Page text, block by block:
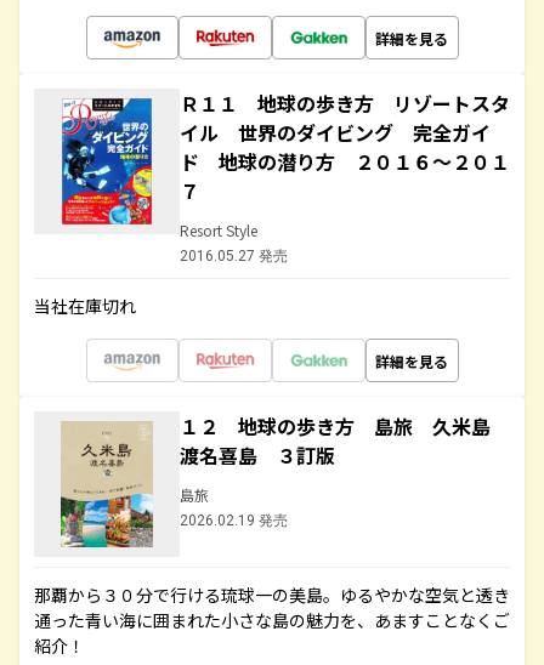
詳細を見る
Ｒ１１ 地球の歩き方 リゾートスタ
イル 世界のダイビング 完全ガイ
ド 地球の潜り方 ２０１６～２０１
７
Resort Style
2016.05.27 発売
当社在庫切れ
詳細を見る
１２ 地球の歩き方 島旅 久米島
渡名喜島 ３訂版
島旅
2026.02.19 発売
那覇から３０分で行ける琉球一の美島。ゆるやかな空気と透き
通った青い海に囲まれた小さな島の魅力を、あますことなくご
紹介！